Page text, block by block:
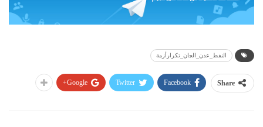
النفط_عدن_الجان_تكرارأزمة
Share
Facebook
Twitter
Google+